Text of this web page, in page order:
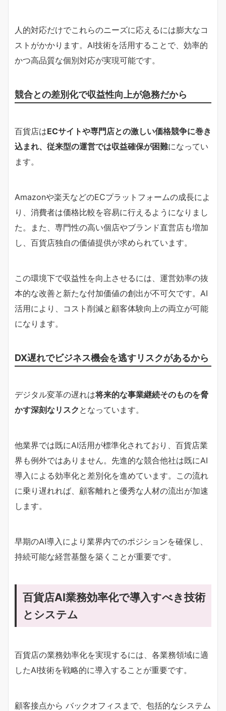
人的対応だけでこれらのニーズに応えるには膨大なコ
ストがかかります。AI技術を活用することで、効率的
かつ高品質な個別対応が実現可能です。
競合との差別化で収益性向上が急務だから
百貨店はECサイトや専門店との激しい価格競争に巻き
込まれ、従来型の運営では収益確保が困難になってい
ます。
Amazonや楽天などのECプラットフォームの成長によ
り、消費者は価格比較を容易に行えるようになりまし
た。また、専門性の高い個店やブランド直営店も増加
し、百貨店独自の価値提供が求められています。
この環境下で収益性を向上させるには、運営効率の抜
本的な改善と新たな付加価値の創出が不可欠です。AI
活用により、コスト削減と顧客体験向上の両立が可能
になります。
DX遅れでビジネス機会を逃すリスクがあるから
デジタル変革の遅れは将来的な事業継続そのものを脅
かす深刻なリスク となっています。
他業界では既にAI活用が標準化されており、百貨店業
界も例外ではありません。先進的な競合他社は既にAI
導入による効率化と差別化を進めています。この流れ
に乗り遅れれば、顧客離れと優秀な人材の流出が加速
します。
早期のAI導入により業界内でのポジションを確保し、
持続可能な経営基盤を築くことが重要です。
百貨店AI業務効率化で導入すべき技術
とシステム
百貨店の業務効率化を実現するには、各業務領域に適
したAI技術を戦略的に導入することが重要です。
顧客接点から バックオフィスまで、包括的なシステム